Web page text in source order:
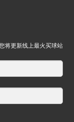
将更新线上最火买球站